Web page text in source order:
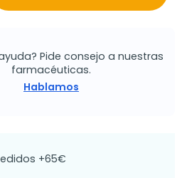
Pide consejo a nuestras
farmacéuticas.
Hablamos
+65€